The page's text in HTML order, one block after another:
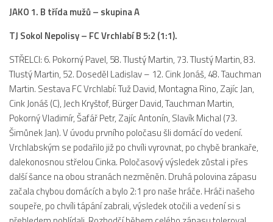
Historie MB
Zápasy MB 2025/26
Zápasy MB 2024/25
2023/24
2022/23
2020/21
2019/20
2018/19
Tabulka
St. dorost
Zápasy SD 2026/27
JAKO 1. B třída mužů – skupina A
TJ Sokol Nepolisy – FC Vrchlabí B 5:2 (1:1).
STŘELCI: 6. Pokorný Pavel, 58. Tlustý Martin, 73. Tlustý Martin, 83.
Tlustý Martin, 52. Doseděl Ladislav – 12. Cink Jonáš, 48. Tauchman
Martin. Sestava FC Vrchlabí: Tuž David, Montagna Rino, Zajíc Jan,
Cink Jonáš (C), Jech Kryštof, Bürger David, Tauchman Martin,
Pokorný Vladimír, Šafář Petr, Zajíc Antonín, Slavík Michal (73.
Šimůnek Jan). V úvodu prvního poločasu šli domácí do vedení.
Vrchlabským se podařilo již po chvíli vyrovnat, po chybě brankaře,
dalekonosnou střelou Cinka. Poločasový výsledek zůstal i přes
další šance na obou stranách nezměněn. Druhá polovina zápasu
začala chybou domácích a bylo 2:1 pro naše hráče. Hráči našeho
soupeře, po chvíli tápání zabrali, výsledek otočili a vedení si s